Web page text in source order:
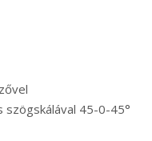
45-0-45°